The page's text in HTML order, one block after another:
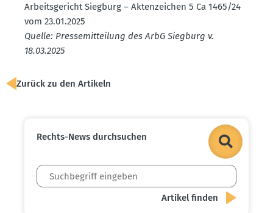
Arbeits­ge­richt Siegburg – Akten­zeichen 5 Ca 1465/24
vom 23.01.2025
Quelle: Presse­mit­teilung des ArbG Siegburg v.
18.03.2025
Zurück zu den Artikeln
Rechts-News durch­suchen